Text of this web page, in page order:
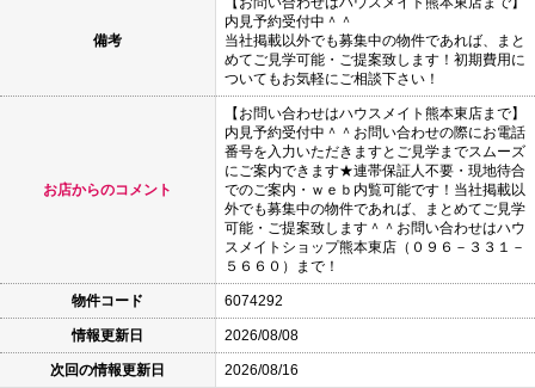
備考
内見予約受付中＾＾
当社掲載以外でも募集中の物件であれば、まと
めてご見学可能・ご提案致します！初期費用に
ついてもお気軽にご相談下さい！
お店からのコメント
【お問い合わせはハウスメイト熊本東店まで】
内見予約受付中＾＾お問い合わせの際にお電話
番号を入力いただきますとご見学までスムーズ
にご案内できます★連帯保証人不要・現地待合
でのご案内・ｗｅｂ内覧可能です！当社掲載以
外でも募集中の物件であれば、まとめてご見学
可能・ご提案致します＾＾お問い合わせはハウ
スメイトショップ熊本東店（０９６－３３１－
５６６０）まで！
物件コード 6074292
情報更新日 2026/08/08
次回の情報更新日 2026/08/16